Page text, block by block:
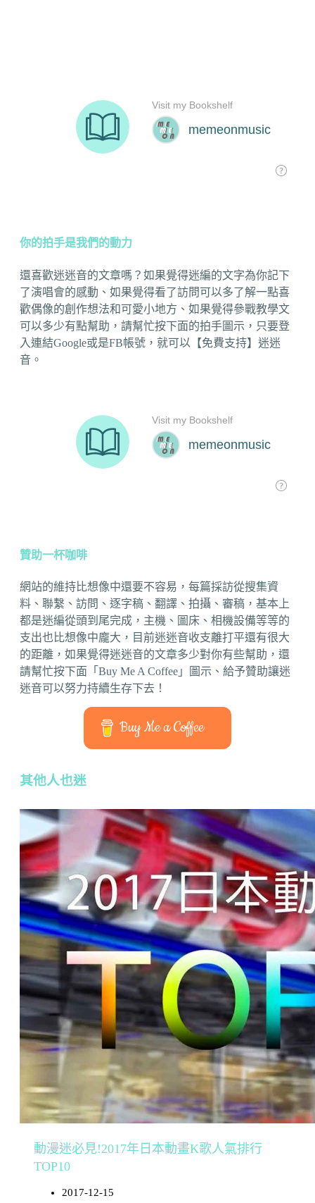
你的拍手是我們的動力
還喜歡迷迷音的文章嗎？如果覺得迷編的文字為你記下
了演唱會的感動、如果覺得看了訪問可以多了解一點喜
歡偶像的創作想法和可愛小地方、如果覺得參戰教學文
可以多少有點幫助，請幫忙按下面的拍手圖示，只要登
入連結Google或是FB帳號，就可以【免費支持】迷迷
音。
贊助一杯咖啡
網站的維持比想像中還要不容易，每篇採訪從搜集資
料、聯繫、訪問、逐字稿、翻譯、拍攝、審稿，基本上
都是迷編從頭到尾完成，主機、圖床、相機設備等等的
支出也比想像中龐大，目前迷迷音收支離打平還有很大
的距離，如果覺得迷迷音的文章多少對你有些幫助，還
請幫忙按下面「Buy Me A Coffee」圖示、給予贊助讓迷
迷音可以努力持續生存下去！
Buy Me a Coffee
其他人也迷
動漫迷必見!2017年日本動畫K歌人氣排行
TOP10
2017-12-15